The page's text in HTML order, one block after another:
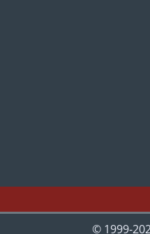
© 1999-